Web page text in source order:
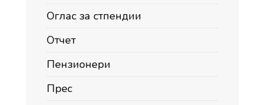
Оглас за стпендии
Отчет
Пензионери
Прес